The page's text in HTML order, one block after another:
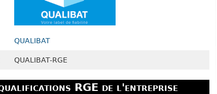
QUALIBAT
QUALIBAT-RGE
RGE de l'entreprise